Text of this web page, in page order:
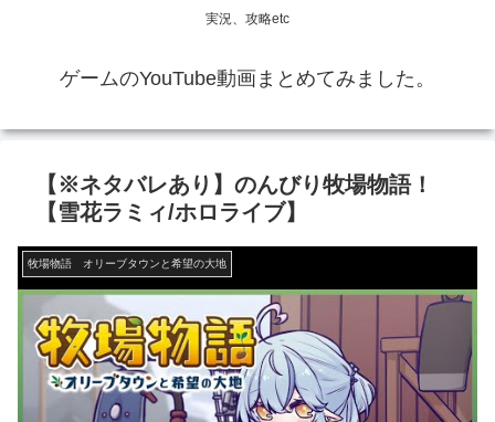
実況、攻略etc
ゲームのYouTube動画まとめてみました。
【※ネタバレあり】のんびり牧場物語！
【雪花ラミィ/ホロライブ】
牧場物語 オリーブタウンと希望の大地